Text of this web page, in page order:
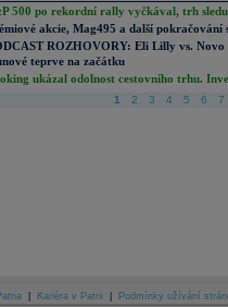
500 po rekordní rally vyčkával, trh
akcie, Mag495 a další pokračování
ROZHOVORY: Eli Lilly vs. Novo
teprve na začátku
ukázal odolnost cestovního trhu.
1 2 3 4 5 6 7
Kariéra v Patrii Podmínky užívání